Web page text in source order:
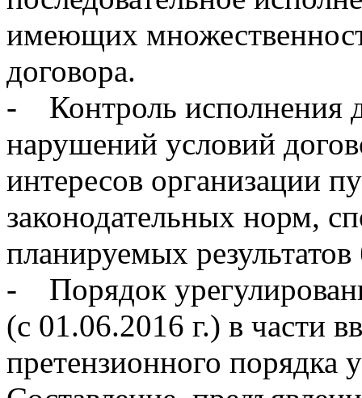
имеющих
договора.
- Контроль исполнения
нарушений условий
интересов организации
законодательных норм,
планируемых
- Порядок
(с 01.06.2016 г.) в части
претензионного порядка